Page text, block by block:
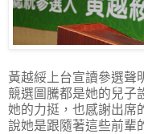
黃越綏上台宣讀參選聲
競選圖騰都是她的兒子
她的力挺，也感謝出席
說她是跟隨著這些前輩